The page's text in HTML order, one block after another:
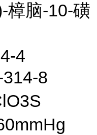
樟脑-10-磺
4
8